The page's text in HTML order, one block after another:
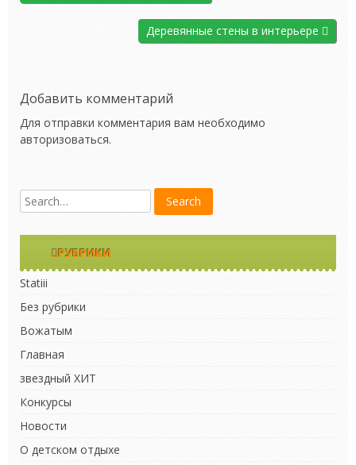
Деревянные стены в интерьере
Добавить комментарий
Для отправки комментария вам необходимо
авторизоваться.
РУБРИКИ
Statiii
Без рубрики
Вожатым
Главная
звездный ХИТ
Конкурсы
Новости
О детском отдыхе